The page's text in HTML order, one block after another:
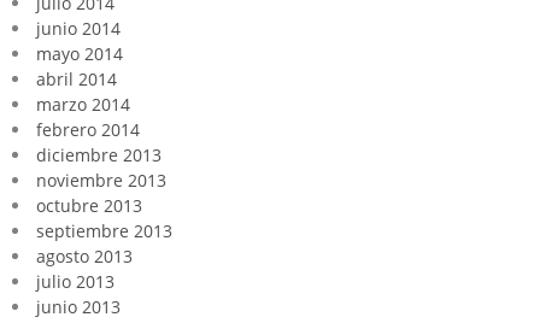
junio 2014
mayo 2014
abril 2014
marzo 2014
febrero 2014
diciembre 2013
noviembre 2013
octubre 2013
septiembre 2013
agosto 2013
julio 2013
junio 2013